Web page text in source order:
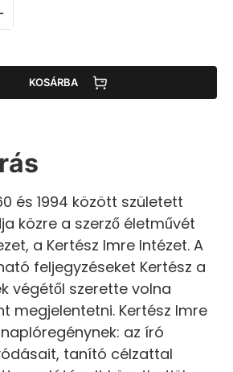
KOSÁRBA
és 1994 között született
közre a szerző életművét
a Kertész Imre Intézet. A
feljegyzéseket Kertész a
végétől szerette volna
megjelentetni. Kertész Imre
az író
tanító célzattal